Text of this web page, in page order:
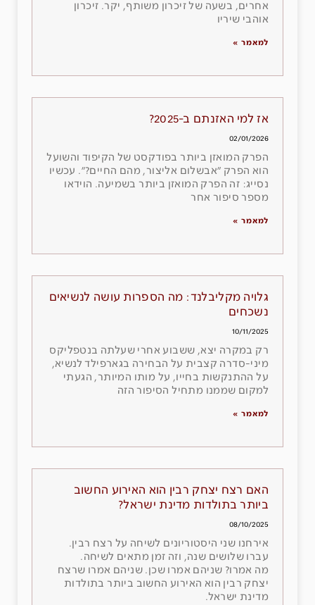
אחרים, בשעה של זיכרון משותף, יקר. זיכרון
אוהבי שיריו
למאמר »
אז למי האזנתם ב-2025?
02/01/2026
הפרק המואזן ביותר בפודקסט של הקיפוד והשועל
הוא הפרק ״אבשלום אליצור, מהם החיים?״. עכשיו
נסייג: זה הפרק המואזן ביותר בשמיעה. הוידאו
מספר סיפור אחר
למאמר »
גלויה מקליבלנד: מה הספרות עושה לנשיאים
נשכחים
10/11/2025
רק במקרה יצא, ששבוע אחרי שעלתה בנטפליקס
מיני-סדרה קצבית על הבחירה בגארפילד לנשיא,
על ההתנקשות בחייו, על מותו המיותר, הגעתי
למקום שממנו מתחיל הסיפור הזה
למאמר »
האם רצח יצחק רבין הוא האירוע החשוב
ביותר בתולדות מדינת ישראל?
08/10/2025
אירחנו שני היסטוריונים לשיחה על רצח רבין.
עברו שלושים שנה, וזה זמן מתאים לשיחה.
מה אמרו? שניהם אמרו שכן. שניהם אמרו שרצח
יצחק רבין הוא האירוע החשוב ביותר בתולדות
מדינת ישראל.